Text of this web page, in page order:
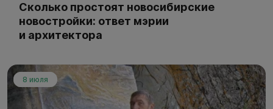
Сколько простоят новосибирские
новостройки: ответ мэрии
и архитектора
8 июля